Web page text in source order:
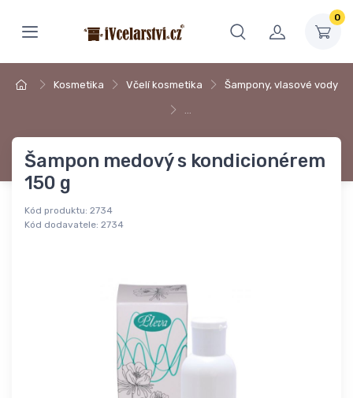
0
Kosmetika Včelí kosmetika Šampony, vlasové vody
…
Šampon medový s kondicionérem
150 g
Kód produktu: 2734
Kód dodavatele: 2734